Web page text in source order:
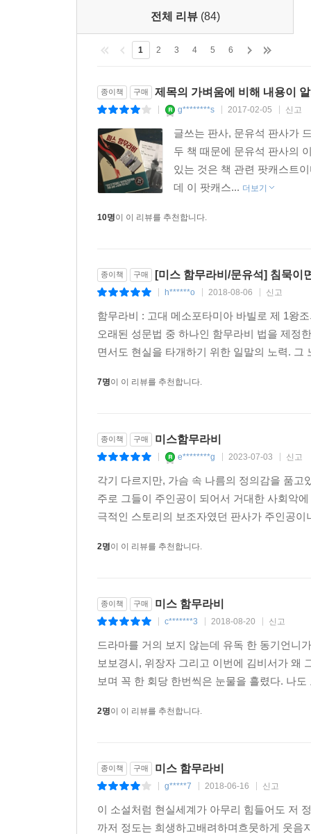
전체 리뷰 (84)
1 2 3 4 5 6
종이책 구매 제목의 가벼움에 비해 내용이
g********s 2017-02-05 신고
글쓰는 판사, 문유석 판사가
두 책 때문에 문유석 판사의
있는 것은 책 관련 팟캐스트
데 이 팟캐스... 더보기
10명이 이 리뷰를 추천합니다.
종이책 구매 [미스 함무라비/문유석] 침묵이
h******o 2018-08-06 신고
함무라비 : 고대 메소포타미아 바빌로 제 1왕
오래된 성문법 중 하나인 함무라비 법을 제정
면서도 현실을 타개하기 위한 일말의 노력.
7명이 이 리뷰를 추천합니다.
종이책 구매 미스함무라비
e********g 2023-07-03 신고
각기 다르지만, 가슴 속 나름의 정의감을 품
주로 그들이 주인공이 되어서 거대한 사회악
극적인 스토리의 보조자였던 판사가 주인공
2명이 이 리뷰를 추천합니다.
종이책 구매 미스 함무라비
c*******3 2018-08-20 신고
드라마를 거의 보지 않는데 유독 한 동기언니
보보경시, 위장자 그리고 이번에 김비서가 왜
보며 꼭 한 회당 한번씩은 눈물을 흘렸다. 나
2명이 이 리뷰를 추천합니다.
종이책 구매 미스 함무라비
g*****7 2018-06-16 신고
이 소설처럼 현실세계가 아무리 힘들어도 저
까저 정도는 희생하고배려하며흐뭇하게 웃음